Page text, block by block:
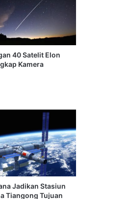
40 Satelit Elon
Kamera
Jadikan Stasiun
Tiangong Tujuan